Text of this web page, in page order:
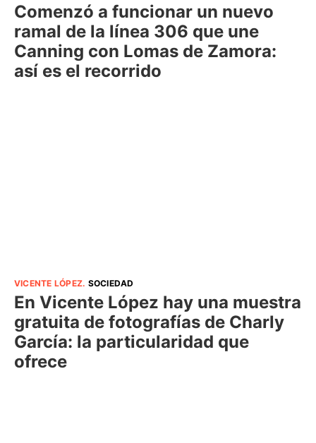
Comenzó a funcionar un nuevo
ramal de la línea 306 que une
Canning con Lomas de Zamora:
así es el recorrido
VICENTE LÓPEZ. SOCIEDAD
En Vicente López hay una muestra
gratuita de fotografías de Charly
García: la particularidad que
ofrece